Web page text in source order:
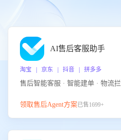
AI售后客服助手
淘宝 | 京东 | 抖音 | 拼多多
领取售后Agent方案已售1699+